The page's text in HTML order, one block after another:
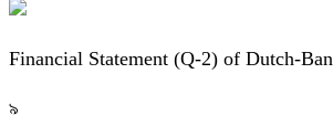
Financial Statement (Q-2) of Dutch-
৯